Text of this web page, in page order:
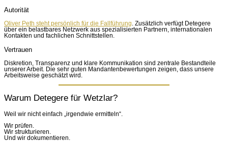
Autorität
Oliver Peth steht persönlich für die Fallführung. Zusätzlich verfügt Detegere
über ein belastbares Netzwerk aus spezialisierten Partnern, internationalen
Kontakten und fachlichen Schnittstellen.
Vertrauen
Diskretion, Transparenz und klare Kommunikation sind zentrale Bestandteile
unserer Arbeit. Die sehr guten Mandantenbewertungen zeigen, dass unsere
Arbeitsweise geschätzt wird.
Warum Detegere für Wetzlar?
Weil wir nicht einfach „irgendwie ermitteln“.
Wir prüfen.
Wir strukturieren.
Und wir dokumentieren.